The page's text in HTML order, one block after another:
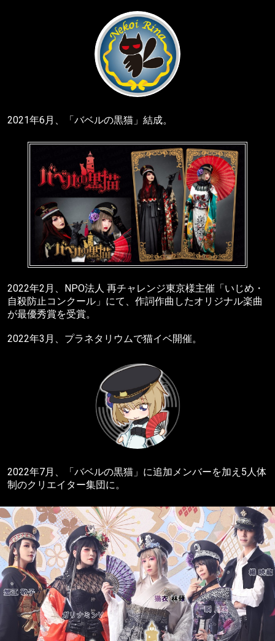
2021年6月、「バベルの黒猫」結成。
2022年2月、NPO法人 再チャレンジ東京様主催「いじめ・
自殺防止コンクール」にて、作詞作曲したオリジナル楽曲
が最優秀賞を受賞。
2022年3月、プラネタリウムで猫イベ開催。
2022年7月、「バベルの黒猫」に追加メンバーを加え5人体
制のクリエイター集団に。